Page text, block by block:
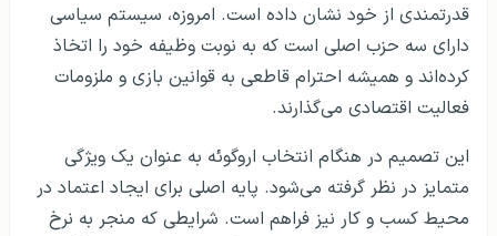
قدرتمندی از خود نشان داده است. امروزه، سیستم سیاسی
دارای سه حزب اصلی است که به نوبت وظیفه خود را اتخاذ
کرده‌اند و همیشه احترام قاطعی به قوانین بازی و ملزومات
فعالیت اقتصادی می‌گذارند.
این تصمیم در هنگام انتخاب اروگوئه به عنوان یک ویژگی
متمایز در نظر گرفته می‌شود. پایه اصلی برای ایجاد اعتماد در
محیط کسب و کار نیز فراهم است. شرایطی که منجر به نرخ